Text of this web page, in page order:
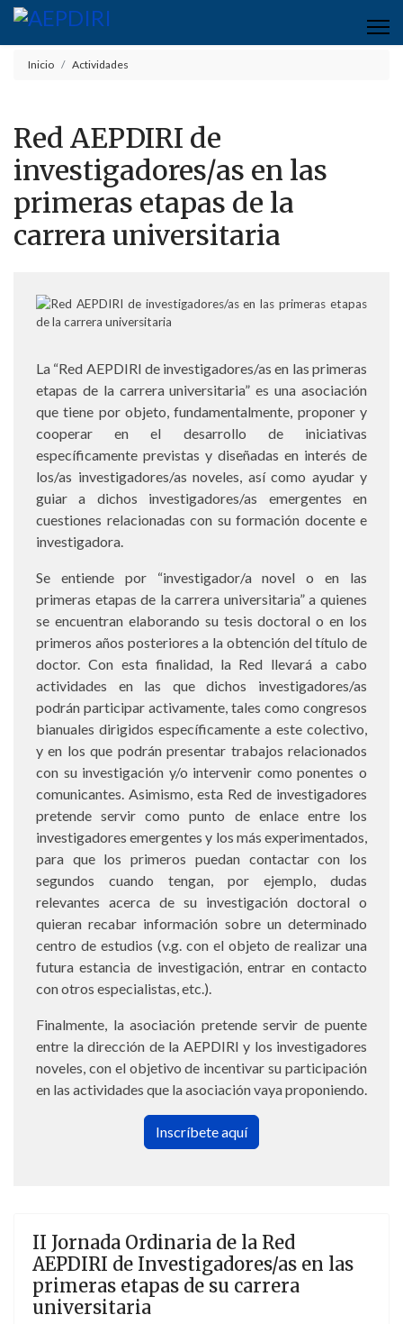
Inicio Actividades
Red AEPDIRI de
investigadores/as en las
primeras etapas de la
carrera universitaria
La “Red AEPDIRI de investigadores/as en las primeras
etapas de la carrera universitaria” es una asociación
que tiene por objeto, fundamentalmente, proponer y
cooperar en el desarrollo de iniciativas
específicamente previstas y diseñadas en interés de
los/as investigadores/as noveles, así como ayudar y
guiar a dichos investigadores/as emergentes en
cuestiones relacionadas con su formación docente e
investigadora.
Se entiende por “investigador/a novel o en las
primeras etapas de la carrera universitaria” a quienes
se encuentran elaborando su tesis doctoral o en los
primeros años posteriores a la obtención del título de
doctor. Con esta finalidad, la Red llevará a cabo
actividades en las que dichos investigadores/as
podrán participar activamente, tales como congresos
bianuales dirigidos específicamente a este colectivo,
y en los que podrán presentar trabajos relacionados
con su investigación y/o intervenir como ponentes o
comunicantes. Asimismo, esta Red de investigadores
pretende servir como punto de enlace entre los
investigadores emergentes y los más experimentados,
para que los primeros puedan contactar con los
segundos cuando tengan, por ejemplo, dudas
relevantes acerca de su investigación doctoral o
quieran recabar información sobre un determinado
centro de estudios (v.g. con el objeto de realizar una
futura estancia de investigación, entrar en contacto
con otros especialistas, etc.).
Finalmente, la asociación pretende servir de puente
entre la dirección de la AEPDIRI y los investigadores
noveles, con el objetivo de incentivar su participación
en las actividades que la asociación vaya proponiendo.
Inscríbete aquí
II Jornada Ordinaria de la Red
AEPDIRI de Investigadores/as en las
primeras etapas de su carrera
universitaria